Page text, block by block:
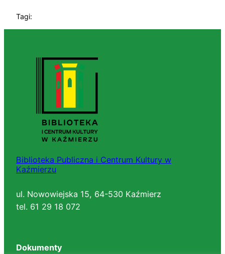
Tagi:
Biblioteka Publiczna i Centrum Kultury w
Kaźmierzu
ul. Nowowiejska 15, 64-530 Kaźmierz
tel. 61 29 18 072
Dokumenty